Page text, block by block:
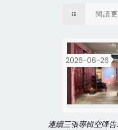
閱讀
2026-06-26
連續三張專輯空降